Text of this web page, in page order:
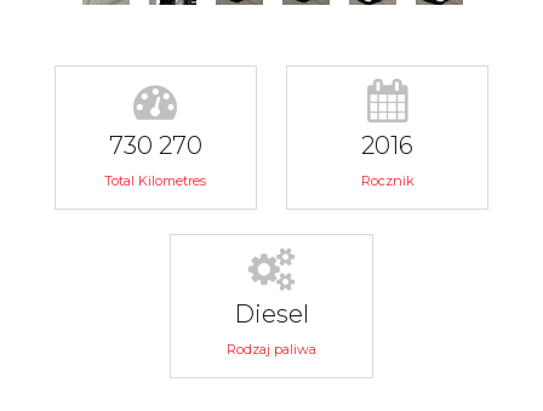
730 270
Total Kilometres
2016
Rocznik
Diesel
Rodzaj paliwa